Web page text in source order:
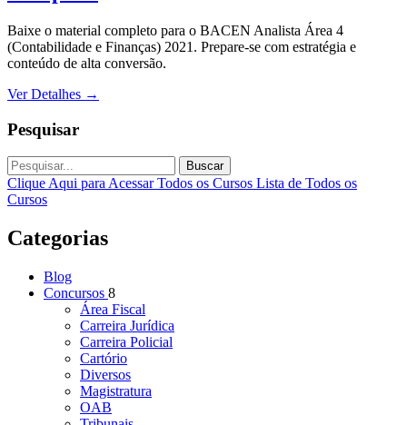
Baixe o material completo para o BACEN Analista Área 4
(Contabilidade e Finanças) 2021. Prepare-se com estratégia e
conteúdo de alta conversão.
Ver Detalhes →
Pesquisar
Buscar
Clique Aqui para Acessar Todos os Cursos Lista de Todos os
Cursos
Categorias
Blog
Concursos 8
Área Fiscal
Carreira Jurídica
Carreira Policial
Cartório
Diversos
Magistratura
OAB